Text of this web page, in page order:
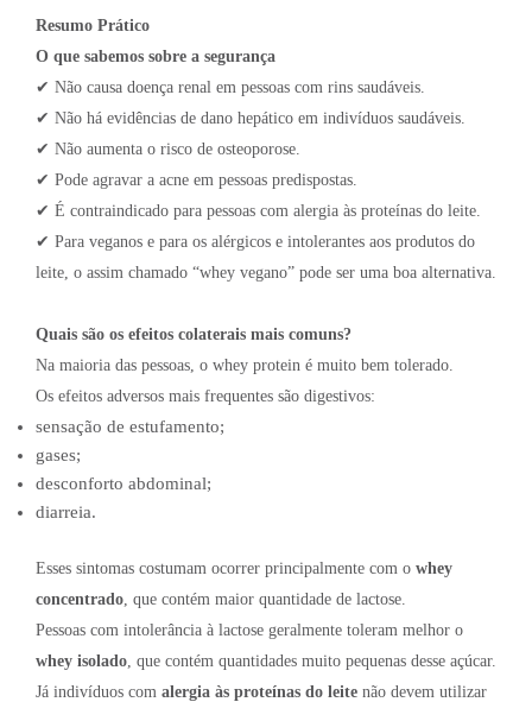
Resumo Prático
O que sabemos sobre a segurança
✔ Não causa doença renal em pessoas com rins saudáveis.
✔ Não há evidências de dano hepático em indivíduos saudáveis.
✔ Não aumenta o risco de osteoporose.
✔ Pode agravar a acne em pessoas predispostas.
✔ É contraindicado para pessoas com alergia às proteínas do leite.
✔ Para veganos e para os alérgicos e intolerantes aos produtos do
leite, o assim chamado “whey vegano” pode ser uma boa alternativa.
Quais são os efeitos colaterais mais comuns?
Na maioria das pessoas, o whey protein é muito bem tolerado.
Os efeitos adversos mais frequentes são digestivos:
sensação de estufamento;
gases;
desconforto abdominal;
diarreia.
Esses sintomas costumam ocorrer principalmente com o whey
concentrado , que contém maior quantidade de lactose.
Pessoas com intolerância à lactose geralmente toleram melhor o
whey isolado , que contém quantidades muito pequenas desse açúcar.
Já indivíduos com alergia às proteínas do leite não devem utilizar